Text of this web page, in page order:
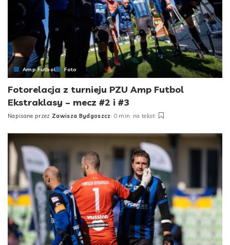
Amp Futbol Foto
Fotorelacja z turnieju PZU Amp Futbol
Ekstraklasy – mecz #2 i #3
Posted
Napisane przez Zawisza Bydgoszcz 0 min. na tekst